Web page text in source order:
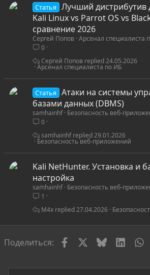
Статья
Лучший дистрибутив
Kali Linux vs Parrot OS vs
сравнение 2026
Сергей Попов Арсенал специалиста
0
Арсенал специалиста по ИБ
24.05.2026
Сергей Попов
Статья
Атаки на системы
базами данных (DBMS)
samhainhf Безопасность веб-
0
Безопасность веб-приложений
29.01.2026
samhainhf
Kali NetHunter. Установка и
настройка
samhainhf Безопасность веб-
1
27.04.2026
M4x
Поделиться: FacebookBluesky